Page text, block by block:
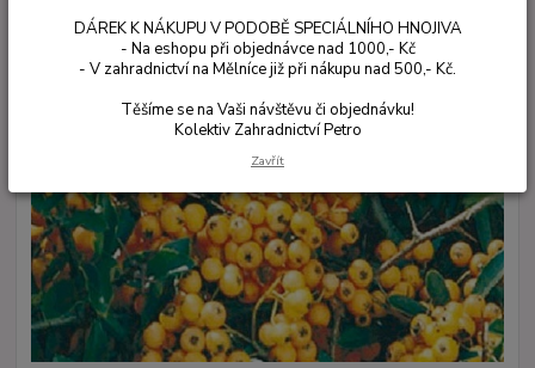
DÁREK K NÁKUPU V PODOBĚ SPECIÁLNÍHO HNOJIVA
- Na eshopu při objednávce nad 1000,- Kč
- V zahradnictví na Mělníce již při nákupu nad 500,- Kč.
Těšíme se na Vaši návštěvu či objednávku!
Kolektiv Zahradnictví Petro
Zavřít